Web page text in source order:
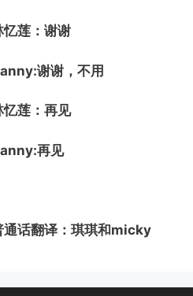
忆莲：谢谢
谢谢，不用
忆莲：再见
再见
通话翻译：琪琪和micky